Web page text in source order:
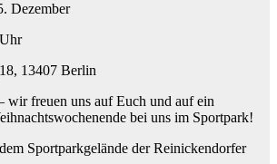
Dezember
13407 Berlin
wir freuen uns auf Euch und auf ein
bei uns im Sportpark!
Sportparkgelände der Reinickendorfer